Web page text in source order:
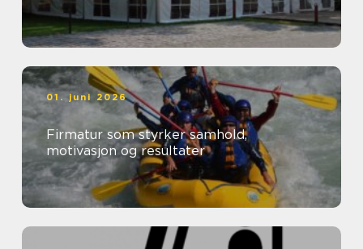
01. juni 2026
Firmatur som styrker samhold,
motivasjon og resultater